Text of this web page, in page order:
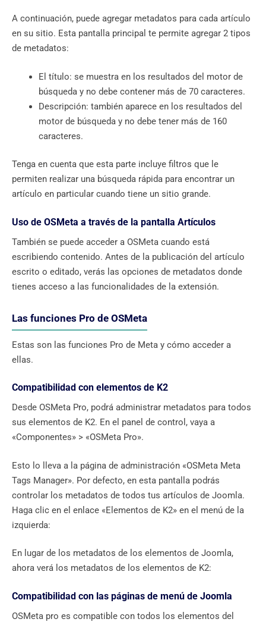
A continuación, puede agregar metadatos para cada artículo
en su sitio. Esta pantalla principal te permite agregar 2 tipos
de metadatos:
El título: se muestra en los resultados del motor de
búsqueda y no debe contener más de 70 caracteres.
Descripción: también aparece en los resultados del
motor de búsqueda y no debe tener más de 160
caracteres.
Tenga en cuenta que esta parte incluye filtros que le
permiten realizar una búsqueda rápida para encontrar un
artículo en particular cuando tiene un sitio grande.
Uso de OSMeta a través de la pantalla Artículos
También se puede acceder a OSMeta cuando está
escribiendo contenido. Antes de la publicación del artículo
escrito o editado, verás las opciones de metadatos donde
tienes acceso a las funcionalidades de la extensión.
Las funciones Pro de OSMeta
Estas son las funciones Pro de Meta y cómo acceder a
ellas.
Compatibilidad con elementos de K2
Desde OSMeta Pro, podrá administrar metadatos para todos
sus elementos de K2. En el panel de control, vaya a
«Componentes» > «OSMeta Pro».
Esto lo lleva a la página de administración «OSMeta Meta
Tags Manager». Por defecto, en esta pantalla podrás
controlar los metadatos de todos tus artículos de Joomla.
Haga clic en el enlace «Elementos de K2» en el menú de la
izquierda:
En lugar de los metadatos de los elementos de Joomla,
ahora verá los metadatos de los elementos de K2:
Compatibilidad con las páginas de menú de Joomla
OSMeta pro es compatible con todos los elementos del